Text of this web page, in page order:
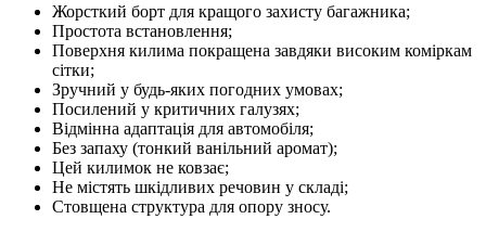
Жорсткий борт для кращого захисту багажника;
Простота встановлення;
Поверхня килима покращена завдяки високим коміркам
сітки;
Зручний у будь-яких погодних умовах;
Посилений у критичних галузях;
Відмінна адаптація для автомобіля;
Без запаху (тонкий ванільний аромат);
Цей килимок не ковзає;
Не містять шкідливих речовин у складі;
Стовщена структура для опору зносу.